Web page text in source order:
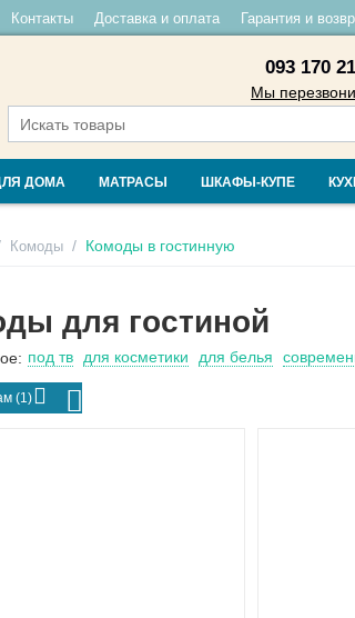
Контакты Доставка и оплата Гарантия и
093 170
Мы
ДОМА МАТРАСЫ ШКАФЫ-КУПЕ
Комоды / Комоды в гостинную
для гостиной
под тв для косметики для белья
(1)